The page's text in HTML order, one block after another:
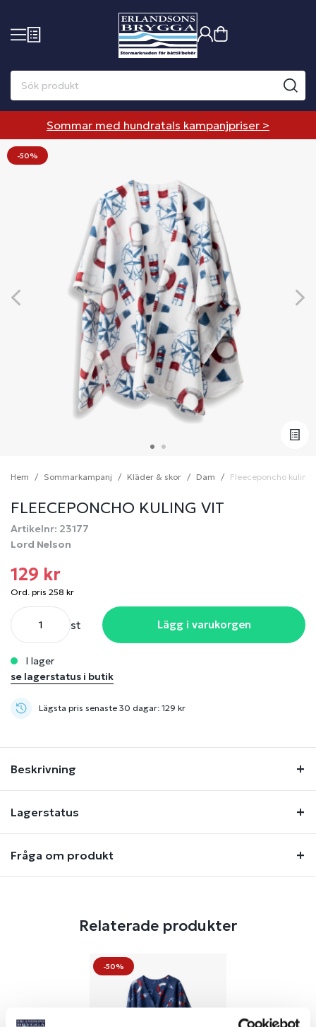
Sommar med hundratals kampanjpriser >
-50%
Hem Sommarkampanj Kläder & skor Dam Fleeceponcho kuling
FLEECEPONCHO KULING VIT
Artikelnr: 23177
Lord Nelson
129 kr
Ord. pris 258 kr
st Lägg i varukorgen
i lager
se lagerstatus i butik
Lägsta pris senaste 30 dagar: 129 kr
Beskrivning
Lagerstatus
Fråga om produkt
Relaterade produkter
-50%